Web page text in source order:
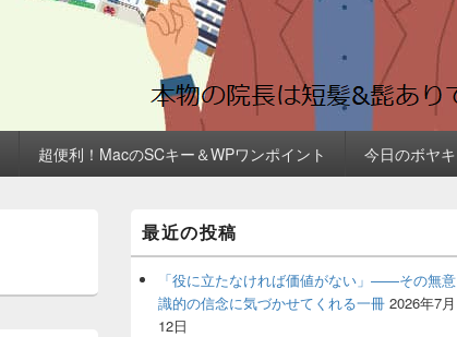
超便利！MacのSCキー＆WPワンポイント 今日のボヤキ
イ
ン
サ
最近の投稿
「役に立たなければ価値がない」——その無意
識的の信念に気づかせてくれる一冊 2026年7月
12日